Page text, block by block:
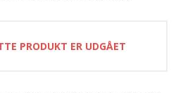
PRODUKT ER UDGÅET